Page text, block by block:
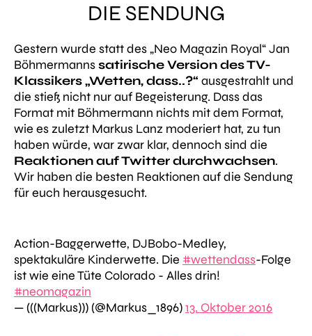
DIE SENDUNG
Gestern wurde statt des „Neo Magazin Royal“ Jan
Böhmermannssatirische Version des TV-
Klassikers „Wetten, dass..?“ ausgestrahlt und
die stieß nicht nur auf Begeisterung. Dass das
Format mit Böhmermann nichts mit dem Format,
wie es zuletzt Markus Lanz moderiert hat, zu tun
haben würde, war zwar klar, dennoch sind die
Reaktionen auf Twitter durchwachsen.
Wir haben die besten Reaktionen auf die Sendung
für euch herausgesucht.
Action-Baggerwette, DJBobo-Medley,
spektakuläre Kinderwette. Die #wettendass-Folge
ist wie eine Tüte Colorado - Alles drin!
#neomagazin
— (((Markus))) (@Markus_1896)13. Oktober 2016